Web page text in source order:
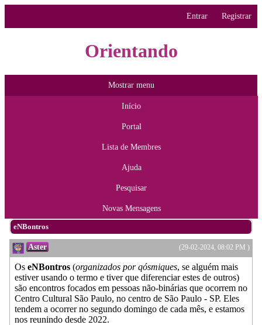
Entrar Registrar
Orientando
Mostrar menu
Início
Portal
Lista de Membres
Ajuda
Pesquisar
Novas Mensagens
eNBontros
(29-02-2024, 08:02 PM )
Aster
Os eNBontros (organizados por qósmiques, se alguém mais
estiver usando o termo e tiver que diferenciar estes de outros)
são encontros focados em pessoas não-binárias que ocorrem no
Centro Cultural São Paulo, no centro de São Paulo - SP. Eles
tendem a ocorrer no segundo domingo de cada mês, e estamos
nos reunindo desde 2022.